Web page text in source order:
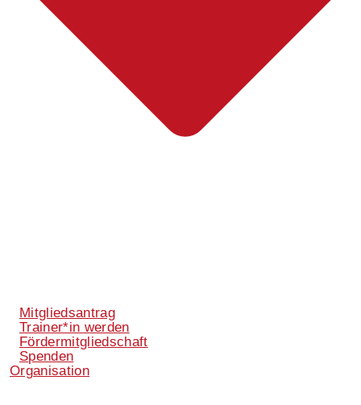
Mitgliedsantrag
Trainer*in werden
Fördermitgliedschaft
Spenden
Organisation